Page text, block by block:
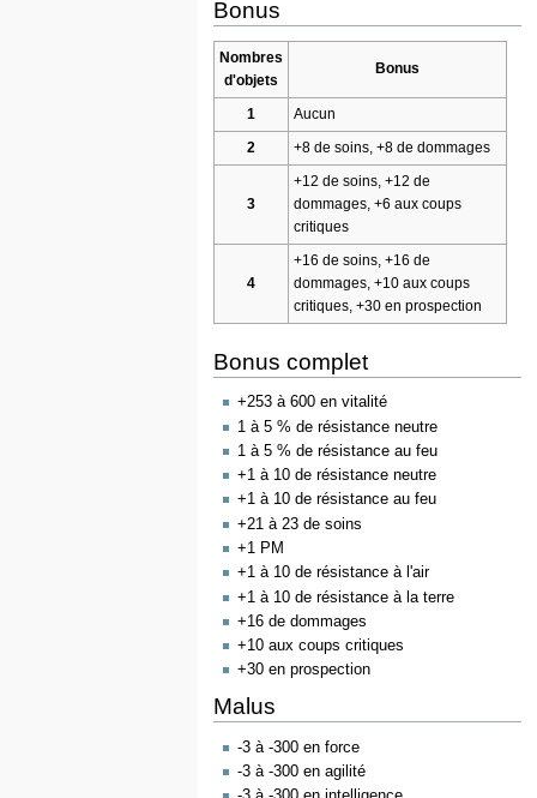
Bonus
Nombres
d'objets
Bonus
1
Aucun
2
+8 de soins, +8 de dommages
3
+12 de soins, +12 de
dommages, +6 aux coups
critiques
4
+16 de soins, +16 de
dommages, +10 aux coups
critiques, +30 en prospection
Bonus complet
+253 à 600 en vitalité
1 à 5 % de résistance neutre
1 à 5 % de résistance au feu
+1 à 10 de résistance neutre
+1 à 10 de résistance au feu
+21 à 23 de soins
+1 PM
+1 à 10 de résistance à l'air
+1 à 10 de résistance à la terre
+16 de dommages
+10 aux coups critiques
+30 en prospection
Malus
-3 à -300 en force
-3 à -300 en agilité